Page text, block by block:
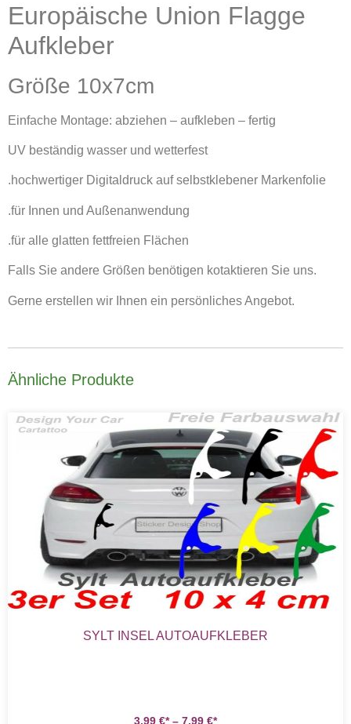
Europäische Union Flagge
Aufkleber
Größe 10x7cm
Einfache Montage: abziehen – aufkleben – fertig
UV beständig wasser und wetterfest
.hochwertiger Digitaldruck auf selbstklebener Markenfolie
.für Innen und Außenanwendung
.für alle glatten fettfreien Flächen
Falls Sie andere Größen benötigen kotaktieren Sie uns.
Gerne erstellen wir Ihnen ein persönliches Angebot.
Ähnliche Produkte
SYLT INSEL AUTOAUFKLEBER
3,99 € – 7,99 €